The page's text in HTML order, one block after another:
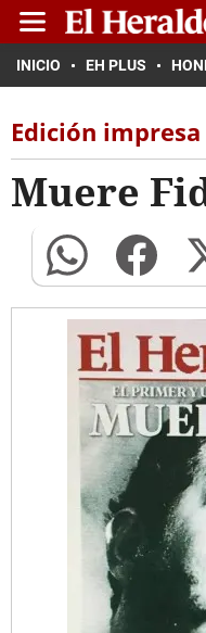
INICIO EH PLUS
Edición impresa
Muere